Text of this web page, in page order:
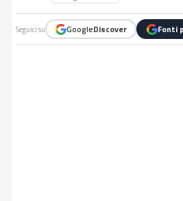
Seguici su GoogleDiscover Fonti